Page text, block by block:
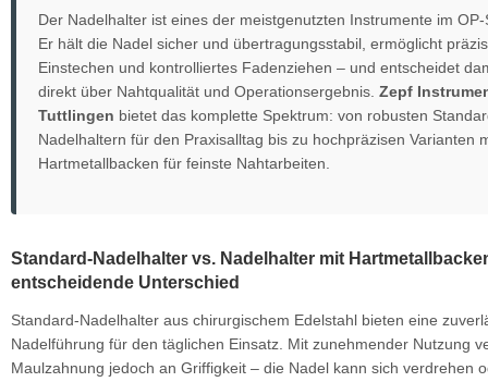
Der Nadelhalter ist eines der meistgenutzten Instrumente im OP-
Er hält die Nadel sicher und übertragungsstabil, ermöglicht
Einstechen und kontrolliertes Fadenziehen – und entscheidet
direkt über Nahtqualität und Operationsergebnis. Zepf
Tuttlingen bietet das komplette Spektrum: von robusten
Nadelhaltern für den Praxisalltag bis zu hochpräzisen Varianten
Hartmetallbacken für feinste Nahtarbeiten.
Standard-Nadelhalter vs. Nadelhalter mit
entscheidende Unterschied
Standard-Nadelhalter aus chirurgischem Edelstahl bieten eine
Nadelführung für den täglichen Einsatz. Mit zunehmender Nutzung
Maulzahnung jedoch an Griffigkeit – die Nadel kann sich verdrehen